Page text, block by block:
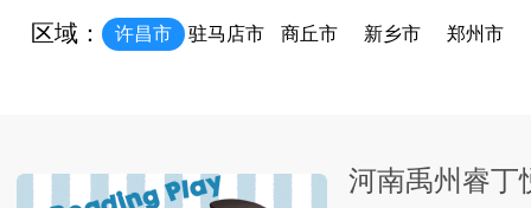
区域： 许昌市 驻马店市 商丘市 新乡市 郑州市
河南禹州睿丁